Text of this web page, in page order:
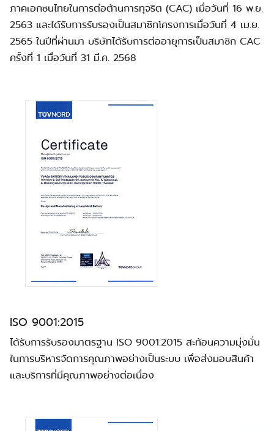
ภาคเอกชนไทยในการต่อต้านการทุจริต (CAC) เมื่อวันที่ 16 พ.ย.
2563 และได้รับการรับรองเป็นสมาชิกโครงการเมื่อวันที่ 4 เม.ย.
2565 ในปีที่ผ่านมา บริษัทได้รับการต่ออายุการเป็นสมาชิก CAC
ครั้งที่ 1 เมื่อวันที่ 31 มี.ค. 2568
ISO 9001:2015
ได้รับการรับรองมาตรฐาน ISO 9001:2015 สะท้อนความมุ่งมั่น
ในการบริหารจัดการคุณภาพอย่างเป็นระบบ เพื่อส่งมอบสินค้า
และบริการที่มีคุณภาพอย่างต่อเนื่อง